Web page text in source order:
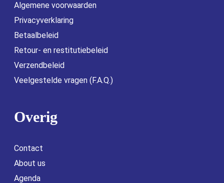
Algemene voorwaarden
Privacyverklaring
Betaalbeleid
Retour- en restitutiebeleid
Verzendbeleid
Veelgestelde vragen (F.A.Q.)
Overig
Contact
About us
Agenda